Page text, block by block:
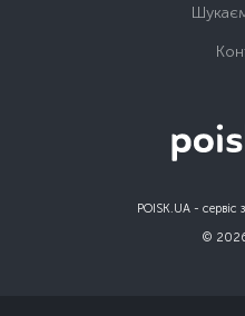
POISK.UA - сервіс
©